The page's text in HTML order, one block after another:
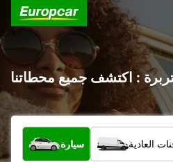
: اكتشف جميع محطاتنا
ما نوع المركبة؟
سيارة العادية